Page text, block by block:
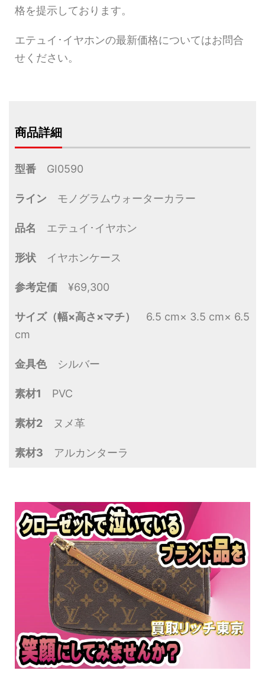
格を提示しております。
エテュイ･イヤホンの最新価格についてはお問合
せください。
商品詳細
型番 GI0590
ライン モノグラムウォーターカラー
品名 エテュイ･イヤホン
形状 イヤホンケース
参考定価 ¥69,300
サイズ（幅×高さ×マチ） 6.5 cm× 3.5 cm× 6.5
cm
金具色シルバー
素材1 PVC
素材2 ヌメ革
素材3 アルカンターラ